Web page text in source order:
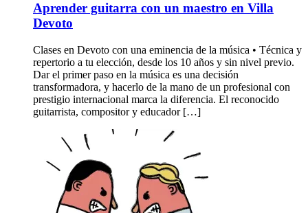
Aprender guitarra con un maestro en Villa
Devoto
Clases en Devoto con una eminencia de la música • Técnica y
repertorio a tu elección, desde los 10 años y sin nivel previo.
Dar el primer paso en la música es una decisión
transformadora, y hacerlo de la mano de un profesional con
prestigio internacional marca la diferencia. El reconocido
guitarrista, compositor y educador […]